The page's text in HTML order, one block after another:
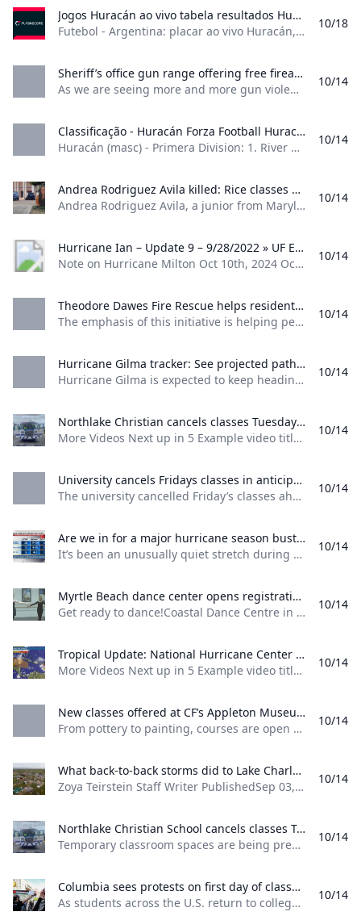
Sheriff’s office gun range offering free firearm safety classes to teach youths about guns As we are seeing more and more gun violence across the country parents can help combat the problem by enrolling your child into a firearms safety course.
As we are seeing more and more gun violence across the country, parents can help combat the problem by enrolling your child into a firearms safety course.
10/14
Classificação - Huracán Forza Football Huracán (masc) - Primera Division: 1. River Plate 2. Argentinos Juniors 3. Barracas Central 9. Huracán - Primera Division: 1. Vélez Sársfield 2. Huracán 3. CA Talleres de Cordoba - Copa de la Liga Profesional: 1. River Plate 2. Argentinos Juniors 3. Barracas Central 9. Huracán - Classificação Competições
Huracán (masc) - Primera Division: 1. River Plate, 2. Argentinos Juniors, 3. Barracas Central, 9. Huracán - Primera Division: 1. Vélez Sársfield, 2. Huracán, 3. CA Talleres de Cordoba - Copa de la Liga Profesional: 1. River Plate, 2. Argentinos Juniors, 3. Barracas Central, 9. Huracán - Classificação, Competições 2904 seguidores Favorito
10/14
Andrea Rodriguez Avila killed: Rice classes canceled again Tuesday after students on-campus death in apparent murder-suicide - ABC13 Houston Andrea Rodriguez Avila a junior from Maryland was shot and killed in her dorm room at Rice University in an apparent murder-suicide police say.
Andrea Rodriguez Avila, a junior from Maryland, was shot and killed in her dorm room at Rice University in an apparent murder-suicide, police say. HOUSTON MURDER SUICIDE WOMAN KILLED DEADLY SHOOTING FATAL SHOOTING SHOTS FIRED RICE UNIVERSITY SUICIDE
10/14
Hurricane Ian – Update 9 – 9/28/2022 » UF Emergency Weather Updates %!s()
Note on Hurricane Milton Oct 10th, 2024 Oct 10th, 2024 UF to resume normal operations on FridayOct 10th, 2024 Oct 10th, 2024 Hurricane Milton – Update #9 – 10/10/24Oct 10th, 2024 Oct 10th, 2024 News Archive Select Month October 2024 September 2024 August 2024 January 2024 August 2023 November 2022 September 2022 June 2022 September 2021 August 2021 July 2021 November 2020 October 2020 September 2020 August 2020 July 2020 March 2020 October 2019 September 2019 August 2019 - ONE.
10/14
Theodore Dawes Fire Rescue helps residents prepare for peak of hurricane season The emphasis of this initiative is helping people who are Spanish speakers be ready for the hurricane seasons peak weeks.
The emphasis of this initiative is helping people who are Spanish speakers be ready for the hurricane season’s peak weeks.
10/14
Hurricane Gilma tracker: See projected path of storm nearing Hawaii Hurricane Gilma is expected to keep heading toward Hawaii after Hone brought brutal rainfall to the Big Island. Meanwhile Hector developed Sunday.
Hurricane Gilma is expected to keep heading toward Hawaii after Hone brought brutal rainfall to the Big Island. Meanwhile, Hector developed Sunday. Anthony RobledoUSA TODAY About 1,260 miles east of Hilo, Hawaii, Hurricane Gilma is expected to keep heading west-northwestward with increased forward speed on Tuesday evening, forecasters said. The storm was moving west at about 8 miles per hour on Monday evening as maximum sustained winds declined to about 100 mph, according to the National Hurricane Center.
10/14
Northlake Christian cancels classes Tuesday due to electrical fire wwltv.com Temporary classroom spaces are currently being prepared in hopes that students can return to campus on Wednesday.
More Videos Next up in 5 Example video title will go here for this video Next up in 5 Example video title will go here for this video Next up in 5 Example video title will go here for this video Next up in 5 Example video title will go here for this video Temporary classroom spaces are currently being prepared in hopes that students can return to campus on Wednesday.
10/14
University cancels Fridays classes in anticipation of Hurricane Ian - The Daily Gamecock at University of South Carolina The university cancelled Fridays classes ahead of heavy rainfall flash flooding and high-speed winds that Hurricane Ian may bring South Carolina Friday and Friday night.
The university cancelled Friday’s classes ahead of heavy rainfall, flash flooding and high-speed winds that Hurricane Ian may bring South Carolina Friday and Friday night.&nbsp; Sydney Dunlap | The Daily Gamecock A picture of caution signs and buckets on the steps of the Russell House on July 5, 2022. The buckets were placed to catch water leaking from the ceiling due to heavy rain. By Kailey Cota September 29, 2022, 11:50amAll classes are canceled Friday, Sept.
10/14
Are we in for a major hurricane season bust? It’s been an unusually quiet stretch during what is traditionally one of the busier parts of the hurricane season.
It’s been an unusually quiet stretch during what is traditionally one of the busier parts of the hurricane season. Read full article: Attention DISH Network customers: After Oct. 17, you cannot get your favorite programs from Local 10 Read full article: 3 advisories in effect for 5 regions in the areaRead full article: This Week In South Florida Episode: Oct. 20, 2024Read full article: This Week In South Florida Podcast: Oct.
10/14
Myrtle Beach dance center opens registration for new season auditions Get ready to dance!Coastal Dance Centre in Myrtle Beach is enrolling now for this years season of dance classes.They offer a variety of classes for childrena
Get ready to dance!Coastal Dance Centre in Myrtle Beach is enrolling now for this year’s season of dance classes.They offer a variety of classes for childrena
10/14
Tropical Update: National Hurricane Center tracking three areas for development wwltv.com WWL Louisiana Chief Meteorologist Chris Franklin with an Eye on the Tropics from News at 5PM on Monday Sept. 2 2024.
More Videos Next up in 5 Example video title will go here for this video Next up in 5 Example video title will go here for this video Next up in 5 Example video title will go here for this video Next up in 5 Example video title will go here for this video WWL Louisiana Chief Meteorologist Chris Franklin with an ‘Eye on the Tropics’ from News at 5PM on Monday, Sept.
10/14
New classes offered at CF’s Appleton Museum of Art will help you tap into your creative side - 352Today From pottery to painting courses are open to the public and all skill levels. Registration is required and there is a fee for most of the classes which begin in September.
From pottery to painting, courses are open to the public and all skill levels. Registration is required and there is a fee for most of the classes which begin in September. By Sofiia Shcherbakova September 1, 2024 12:22 pm Facebook X LinkedIn 352TodayCourtesy: Canva ProPottery classes for adults and children are among the new fall art classes offered at the Appleton Museum of Art. OCALA, FL (352today.com) – Kids and adults can explore their creative side and gain art skills through new classes offered by the Appleton Museum of Art.
10/14
What back-to-back storms did to Lake Charles Louisiana - Grist Grist %!s()
Zoya Teirstein Staff Writer PublishedSep 03, 2024ShareTwitterFacebookLake Charles resident Edward Gallien Jr., 67, lives with his pit bull, Red, on Pear Street in northern Lake Charles. His house was destroyed by Hurricane Laura in 2020. Gallien, who inherited his property from his parents, is still holding out hope that help will come so he can rebuild. Read more here. Zoya Teirstein / Grist What we’re reading Extreme heat sickens Harris, Trump rallygoers: An analysis from The Washington Post found that at least 78 Trump rally attendees were hospitalized with heat-related sickness over the past few months.
10/14
Northlake Christian School cancels classes Tuesday due to electrical fire wwltv.com Temporary classroom spaces are being prepared in hopes that students can return to campus on Wednesday. Parents are urged to check their email for more information.
Temporary classroom spaces are being prepared in hopes that students can return to campus on Wednesday. Parents are urged to check their email for more information. Temporary classroom spaces are being prepared in hopes that students can return to campus on Wednesday. Parents are urged to check their email for more information. More Videos Next up in 5 Example video title will go here for this video Next up in 5 Example video title will go here for this video Next up in 5
10/14
Columbia sees protests on first day of classes as other schools investigate prepare As students across the U.S. return to college campuses for the fall semester administrators are still working out how to handle pro-Palestinian protestors.
As students across the U.S. return to college campuses for the fall semester, administrators are still working out how to handle pro-Palestinian protestors.
10/14
Columbia sees protests on first day of classes as other schools investigate prepare As students across the U.S. return to college campuses for the fall semester administrators are still working out how to handle pro-Palestinian protestors.
As students across the U.S. return to college campuses for the fall semester, administrators are still working out how to handle pro-Palestinian protestors.
10/14
Jogar agora